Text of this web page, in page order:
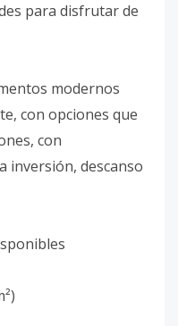
para disfrutar de
modernos
con opciones que
con
inversión, descanso